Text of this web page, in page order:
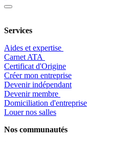
Services
Aides et expertise
​Carnet ATA
Certificat d'Origine
Créer mon entreprise
Devenir indépendant
Devenir membre
​Domiciliation d'entreprise
Louer nos salles
Nos communautés